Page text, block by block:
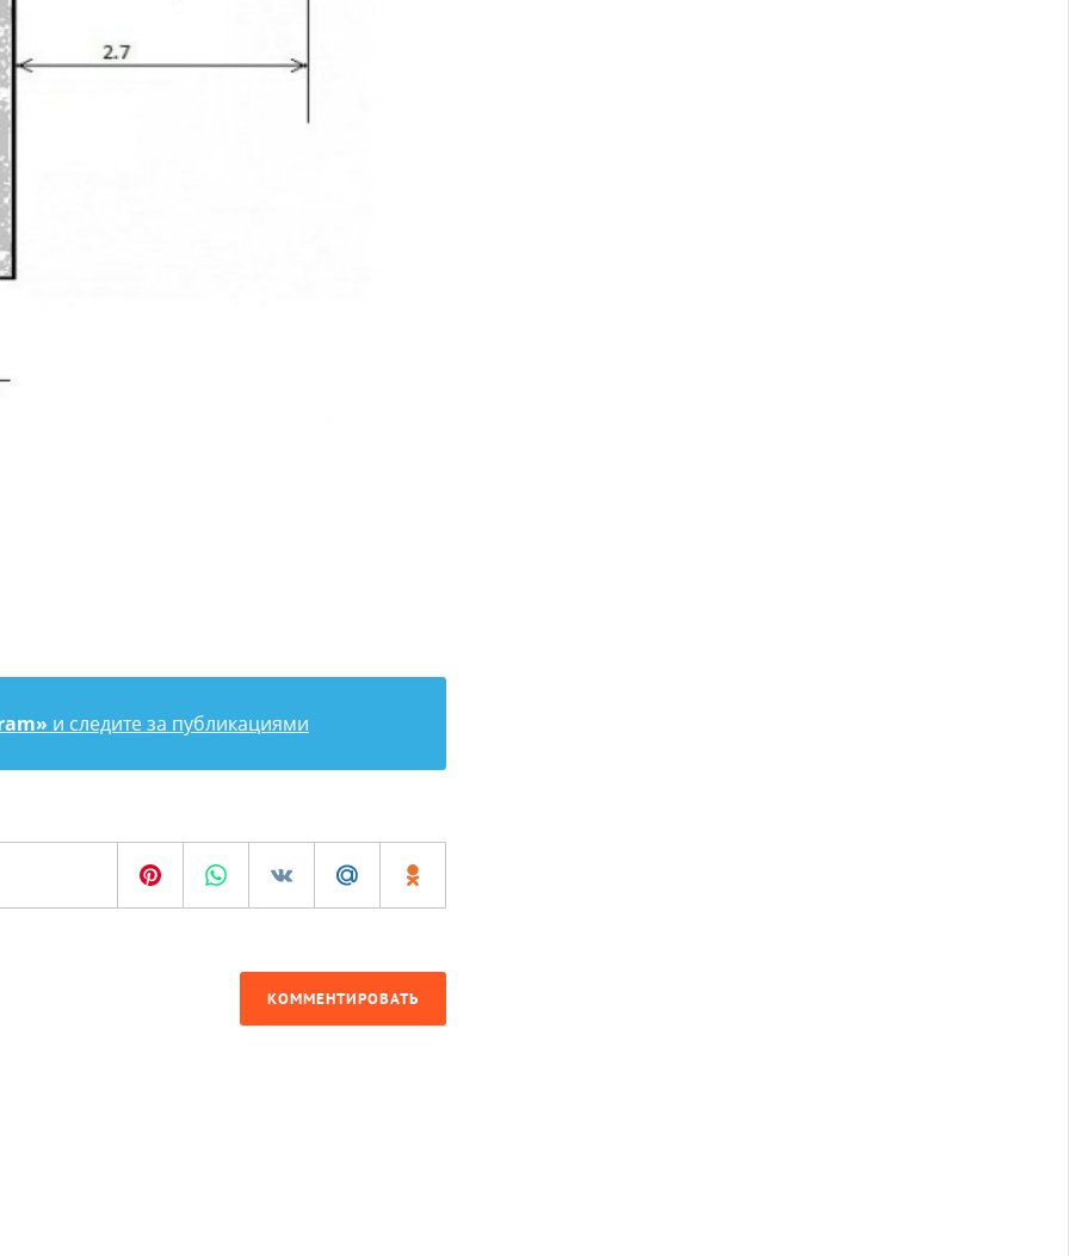
и следите за публикациями
КОММЕНТИРОВАТЬ